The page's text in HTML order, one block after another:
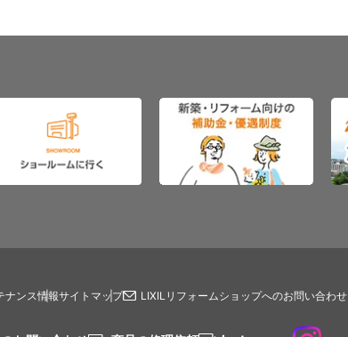
ナンス情報サイトマップ LIXILリフォームショップへのお問い合わせ